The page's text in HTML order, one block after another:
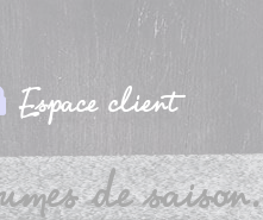
Espace client
de saison.